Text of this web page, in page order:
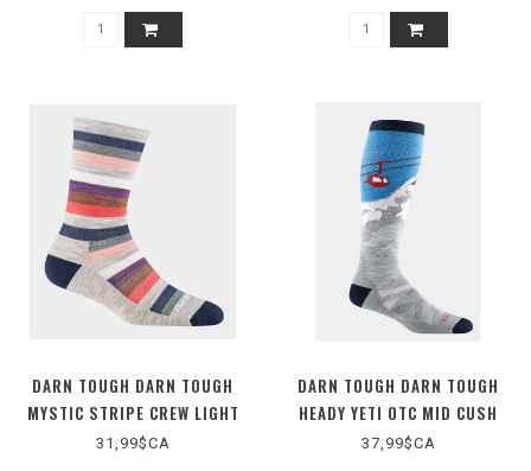
DARN TOUGH DARN TOUGH
MYSTIC STRIPE CREW LIGHT
CUSHION (D1644W)
31,99$CA
DARN TOUGH DARN TOUGH
HEADY YETI OTC MID CUSH
D8043M
37,99$CA